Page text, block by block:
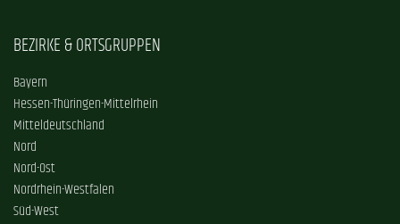
BEZIRKE & ORTSGRUPPEN
Bayern
Hessen-Thüringen-Mittelrhein
Mitteldeutschland
Nord
Nord-Ost
Nordrhein-Westfalen
Süd-West